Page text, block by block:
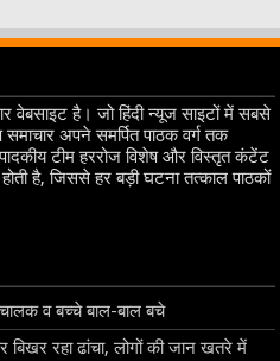
वेबसाइट है। जो हिंदी न्यूज साइटों में सबसे
समाचार अपने समर्पित पाठक वर्ग तक
टीम हररोज विशेष और विस्तृत कंटेंट
है, जिससे हर बड़ी घटना तत्काल पाठकों
व बच्चे बाल-बाल बचे
रहा ढांचा, लोगों की जान खतरे में